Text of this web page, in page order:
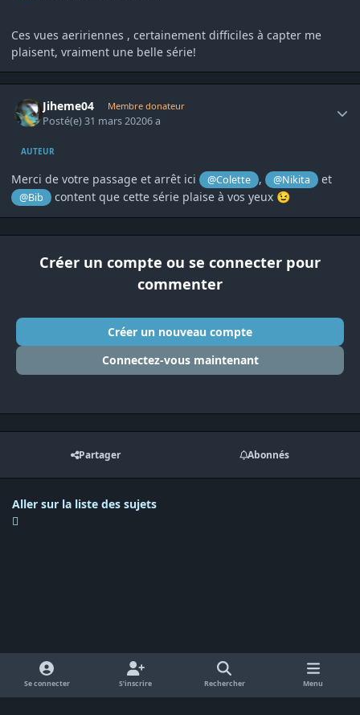
Ces vues aeririennes , certainement difficiles à capter me
plaisent, vraiment une belle série!
Jiheme04 Membre donateur
Posté(e)31 mars 20206 a
AUTEUR
Merci de votre passage et arrêt ici @Colette , @Nikita et
@Bib content que cette série plaise à vos yeux 😉
Créer un compte ou se connecter pour
commenter
Créer un nouveau compte
Connectez-vous maintenant
Partager Abonnés
Aller sur la liste des sujets
Se connecter S’inscrire Rechercher Menu